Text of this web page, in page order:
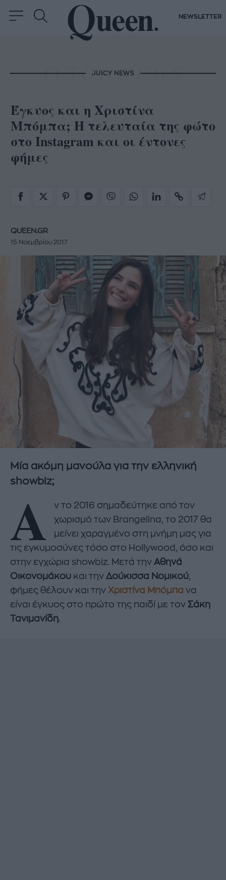
NEWSLETTER
JUICY NEWS
Έγκυος και η Χριστίνα
Μπόμπα; Η τελευταία της φώτο
στο Instagram και οι έντονες
φήμες
QUEEN.GR
15 Νοεμβρίου 2017
Μία ακόμη μανούλα για την ελληνική
showbiz;
Α
ν το 2016 σημαδεύτηκε από τον
χωρισμό των Brangelina, το 2017 θα
μείνει χαραγμένο στη μνήμη μας για
τις εγκυμοσύνες τόσο στο Hollywood, όσο και
στην εγχώρια showbiz. Μετά την Αθηνά
Οικονομάκου και την Δούκισσα Νομικού
φήμες θέλουν και την Χριστίνα Μπόμπα να
είναι έγκυος στο πρώτο της παιδί με τον Σάκη
Τανιμανίδη